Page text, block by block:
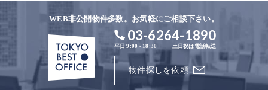
WEB非公開物件多数。お気軽にご相談下さい。
03-6264-1890
平日 9:00 - 18:30 土日祝は電話転送
物件探しを依頼